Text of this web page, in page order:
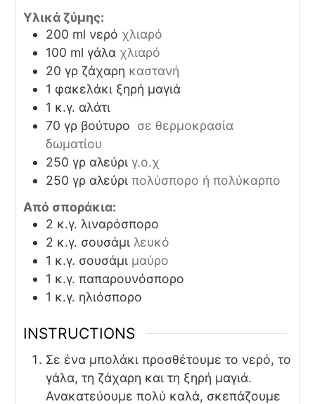
Υλικά ζύμης:
200 ml νερό χλιαρό
100 ml γάλα χλιαρό
20 γρ ζάχαρη καστανή
1 φακελάκι ξηρή μαγιά
1 κ.γ. αλάτι
70 γρ βούτυρο σε θερμοκρασία
δωματίου
250 γρ αλεύρι γ.ο.χ
250 γρ αλεύρι πολύσπορο ή πολύκαρπο
Από σποράκια:
2 κ.γ. λιναρόσπορο
2 κ.γ. σουσάμι λευκό
1 κ.γ. σουσάμι μαύρο
1 κ.γ. παπαρουνόσπορο
1 κ.γ. ηλιόσπορο
INSTRUCTIONS
Σε ένα μπολάκι προσθέτουμε το νερό, το
γάλα, τη ζάχαρη και τη ξηρή μαγιά.
Ανακατεύουμε πολύ καλά, σκεπάζουμε